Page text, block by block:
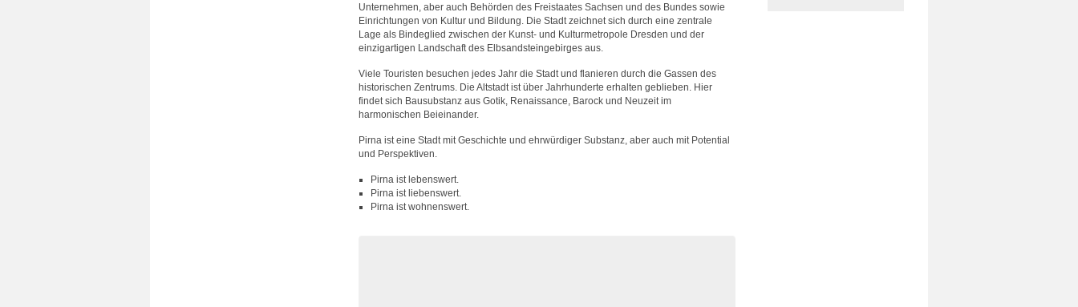
Unternehmen, aber auch Behörden des Freistaates Sachsen und des Bundes sowie
Einrichtungen von Kultur und Bildung. Die Stadt zeichnet sich durch eine zentrale
Lage als Bindeglied zwischen der Kunst- und Kulturmetropole Dresden und der
einzigartigen Landschaft des Elbsandsteingebirges aus.
Viele Touristen besuchen jedes Jahr die Stadt und flanieren durch die Gassen des
historischen Zentrums. Die Altstadt ist über Jahrhunderte erhalten geblieben. Hier
findet sich Bausubstanz aus Gotik, Renaissance, Barock und Neuzeit im
harmonischen Beieinander.
Pirna ist eine Stadt mit Geschichte und ehrwürdiger Substanz, aber auch mit Potential
und Perspektiven.
Pirna ist lebenswert.
Pirna ist liebenswert.
Pirna ist wohnenswert.